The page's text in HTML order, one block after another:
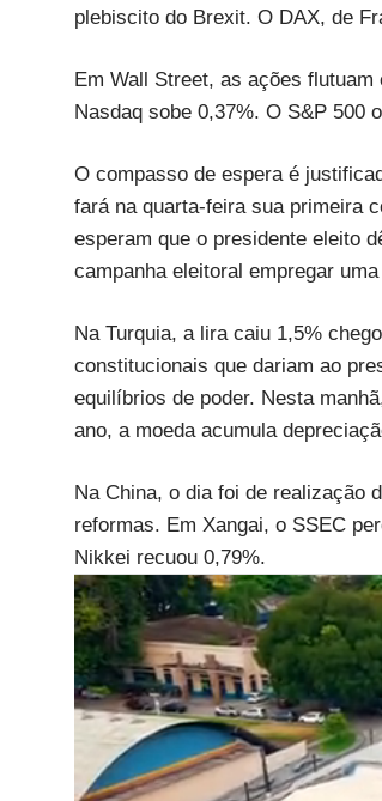
plebiscito do Brexit. O DAX, de
Em Wall Street, as ações
Nasdaq sobe 0,37%. O S&P 500
O compasso de espera é
fará na quarta-feira sua primeira
esperam que o presidente eleito
campanha eleitoral empregar
Na Turquia, a lira caiu 1,5%
constitucionais que dariam ao
equilíbrios de poder. Nesta
ano, a moeda acumula
Na China, o dia foi de realização
reformas. Em Xangai, o SSEC
Nikkei recuou 0,79%.